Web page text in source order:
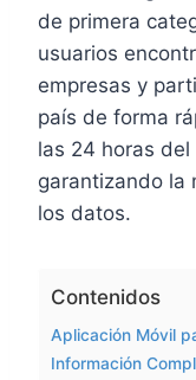
de primera
usuarios
empresas y
país de forma
las 24 horas
garantizando la
los datos.
Contenidos
Aplicación Móvil
Información